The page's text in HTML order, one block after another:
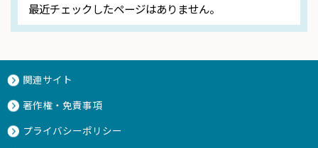
最近チェックしたページはありません。
関連サイト
著作権・免責事項
プライバシーポリシー